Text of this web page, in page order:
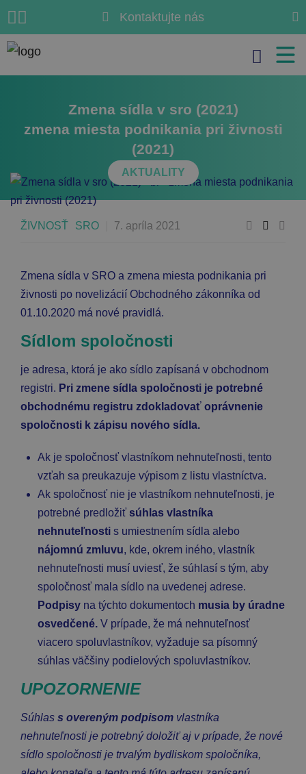
Kontaktujte nás
+421 905 63 63 63
info@zmenysro.sk
Search for:
Zmena sídla v sro (2021)
zmena miesta podnikania pri živnosti
(2021)
AKTUALITY
ŽIVNOSŤ SRO 7. apríla 2021
Zmena sídla v SRO a zmena miesta podnikania pri
živnosti po novelizácií Obchodného zákonníka od
01.10.2020 má nové pravidlá.
Sídlom spoločnosti
je adresa, ktorá je ako sídlo zapísaná v obchodnom
registri. Pri zmene sídla spoločnosti je potrebné
obchodnému registru zdokladovať oprávnenie
spoločnosti k zápisu nového sídla.
Ak je spoločnosť vlastníkom nehnuteľnosti, tento
vzťah sa preukazuje výpisom z listu vlastníctva.
Ak spoločnosť nie je vlastníkom nehnuteľnosti, je
potrebné predložiť súhlas vlastníka
nehnuteľnosti s umiestnením sídla alebo
nájomnú zmluvu, kde, okrem iného, vlastník
nehnuteľnosti musí uviesť, že súhlasí s tým, aby
spoločnosť mala sídlo na uvedenej adrese.
Podpisy na týchto dokumentoch musia by úradne
osvedčené. V prípade, že má nehnuteľnosť
viacero spoluvlastníkov, vyžaduje sa písomný
súhlas väčšiny podielových spoluvlastníkov.
UPOZORNENIE
Súhlas s overeným podpisom vlastníka
nehnuteľnosti je potrebný doložiť aj v prípade, že nové
sídlo spoločnosti je trvalým bydliskom spoločníka,